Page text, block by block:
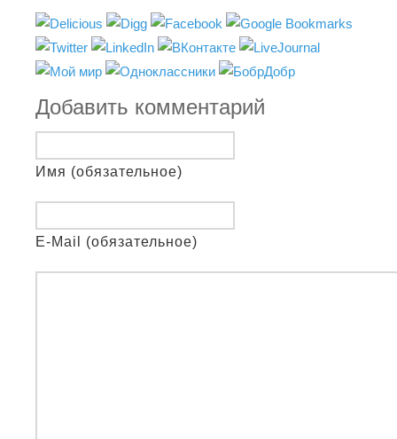
Добавить комментарий
Имя (обязательное)
E-Mail (обязательное)